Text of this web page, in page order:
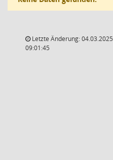
Letzte Änderung: 04.03.2025
09:01:45